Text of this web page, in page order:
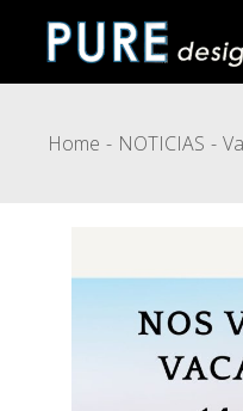
Home NOTICIAS